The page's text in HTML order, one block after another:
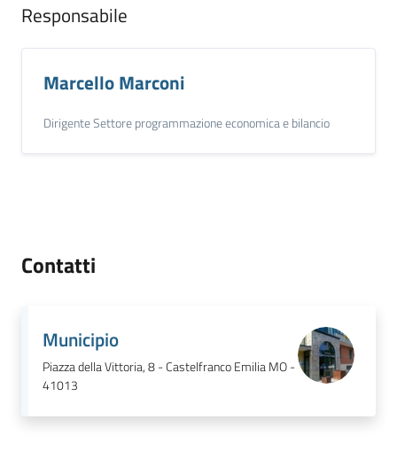
Responsabile
Marcello Marconi
Dirigente Settore programmazione economica e bilancio
Contatti
Municipio
Piazza della Vittoria, 8 - Castelfranco Emilia MO -
41013